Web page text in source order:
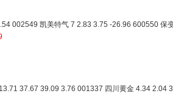
002549 凯美特气 7 2.83 3.75 -26.96 600550 保
37.67 39.09 3.76 001337 四川黄金 4.34 2.04 3